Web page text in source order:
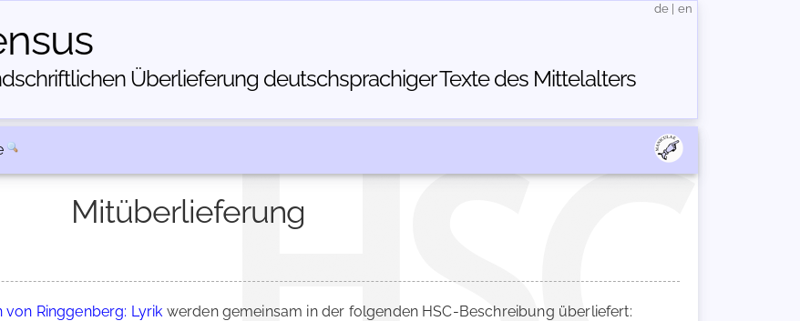
Über­lieferung deutschsprachiger Texte des Mittelalters
de en
Mitüberlieferung
von Ringgenberg: Lyrik werden gemeinsam in der folgenden HSC-Beschreibung überliefert: